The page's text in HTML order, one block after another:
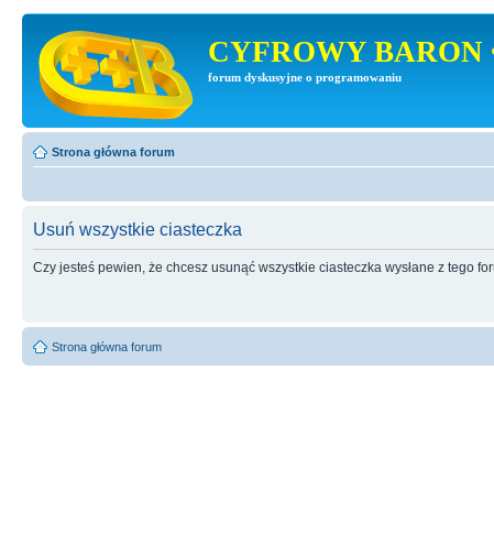
CYFROWY BARON
forum dyskusyjne o programowaniu
Strona główna forum
Usuń wszystkie ciasteczka
Czy jesteś pewien, że chcesz usunąć wszystkie ciasteczka wysłane z tego
Strona główna forum